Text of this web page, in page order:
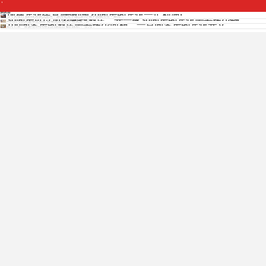
房的宾现在宾馆生意好做吗(20间房的宾馆一年利润)
当今宾馆行业的生意状况如何？如何在竞争激烈的市场中脱颖而出？如何...
30间房可以加盟哪些酒店，开一家30间房的宾馆需要多少钱
30间房可以加盟哪些酒店 随着旅游业的不断发展，开一...
100间客房的酒店需要多少面积，一百间客房的宾馆开支
如何计算一家拥有100间客房的酒店所需的面积？ 作为...
Copyright © 2012 - 2025 www.jiudianjiameng.cc. All Rights Reserved. 酒店加盟版权所有
免费获取各酒店招商资料